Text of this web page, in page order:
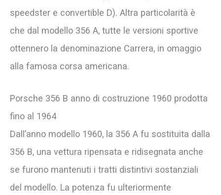
speedster e convertible D). Altra particolarità è
che dal modello 356 A, tutte le versioni sportive
ottennero la denominazione Carrera, in omaggio
alla famosa corsa americana.
Porsche 356 B anno di costruzione 1960 prodotta
fino al 1964
Dall’anno modello 1960, la 356 A fu sostituita dalla
356 B, una vettura ripensata e ridisegnata anche
se furono mantenuti i tratti distintivi sostanziali
del modello. La potenza fu ulteriormente